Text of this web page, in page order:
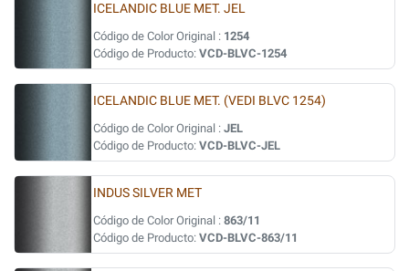
ICELANDIC BLUE MET. JEL
Código de Color Original : 1254
Código de Producto: VCD-BLVC-1254
ICELANDIC BLUE MET. (VEDI BLVC 1254)
Código de Color Original : JEL
Código de Producto: VCD-BLVC-JEL
INDUS SILVER MET
Código de Color Original : 863/11
Código de Producto: VCD-BLVC-863/11